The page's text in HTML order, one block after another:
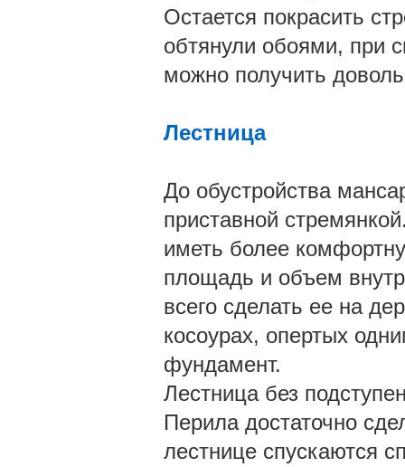
Остается покрасить
обтянули обоями, при
можно получить
Лестница
До обустройства
приставной
иметь более
площадь и объем
всего сделать ее на
косоурах, опертых
фундамент.
Лестница без
Перила достаточно
лестнице спускаются